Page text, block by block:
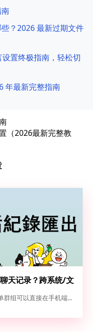
？2026 最新过期文件
置终极指南，轻松切
年最新完整指南
（2026最新完整教
天记录？跨系统/文
群组可以直接在手机端...